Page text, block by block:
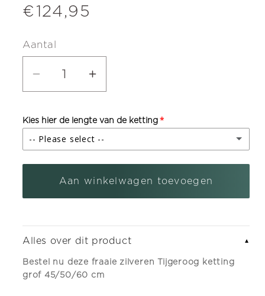
Normale
€124,95
Aantal
Aantal
voor
Zilveren
Tijgeroog
ketting
grof
dikte
mm
Aantal
voor
Zilveren
Tijgeroog
ketting
4.
grof
dikte
mm
Kies hier de lengte van de ketting
-- Please select --
Lengte 45 cm
Aan winkelwagen toevoegen
Alles over dit product ▼
Bestel nu deze fraaie zilveren Tijgeroog ketting
grof 45/50/60 cm